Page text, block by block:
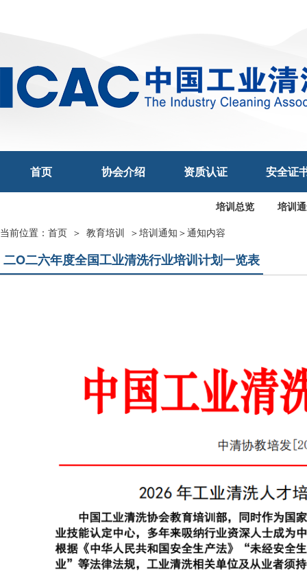
首页 协会介绍 资质认证 安全证
培训总览
培训
当前位置： 首页 ＞ 教育培训 ＞培训通知 ＞通知内容
二O二六年度全国工业清洗行业培训计划一览表